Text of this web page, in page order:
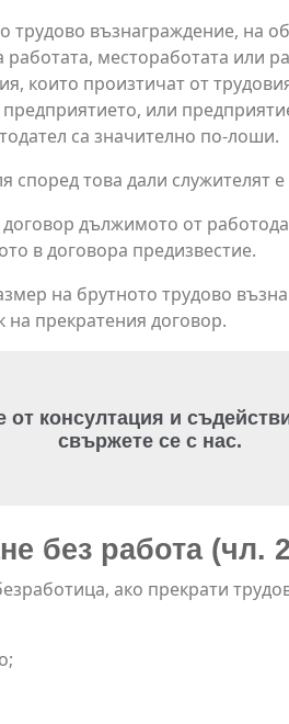
трудово възнаграждение, на
местоработата или
които произтичат от
или
са значително по-лоши.
според това дали служителят
дължимото от
в договора предизвестие.
на брутното трудово
на прекратения договор.
от консултация и
свържете се с нас.
без работа (чл.
ако прекрати